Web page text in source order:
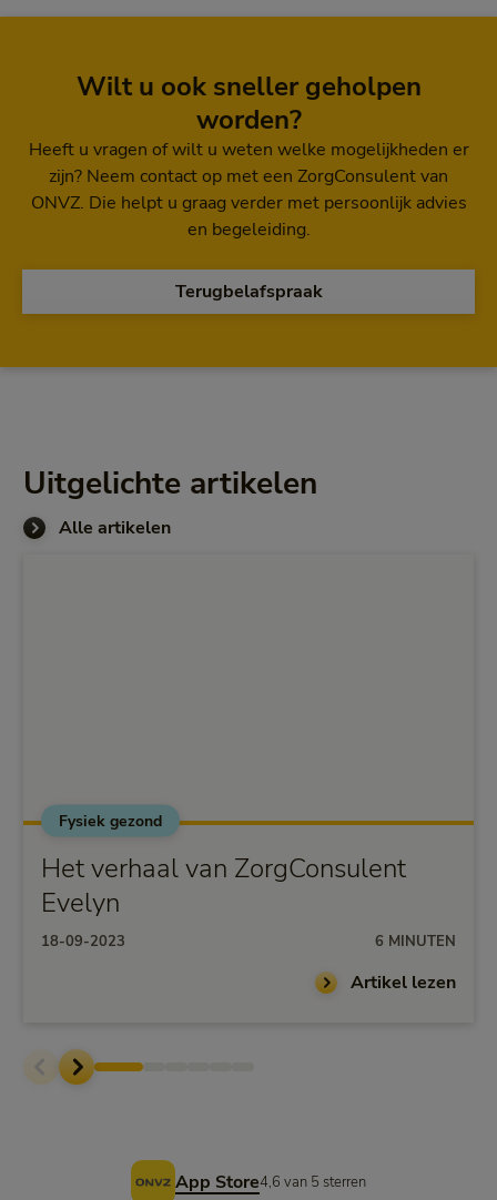
Wilt u ook sneller geholpen
worden?
Heeft u vragen of wilt u weten welke mogelijkheden er
zijn? Neem contact op met een ZorgConsulent van
ONVZ. Die helpt u graag verder met persoonlijk advies
en begeleiding.
Terugbelafspraak
Uitgelichte artikelen
Alle artikelen
Fysiek gezond
Het verhaal van ZorgConsulent
Evelyn
18-09-2023 6 MINUTEN
Artikel lezen
App Store4,6 van 5 sterren